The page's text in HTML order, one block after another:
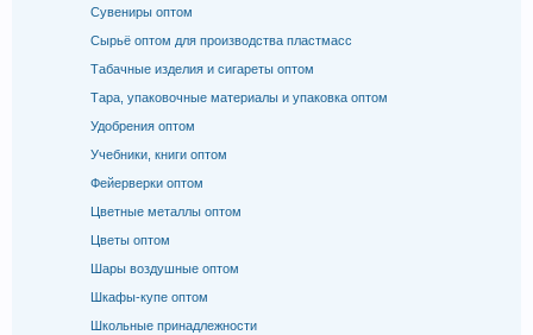
Сувениры оптом
Сырьё оптом для производства пластмасс
Табачные изделия и сигареты оптом
Тара, упаковочные материалы и упаковка оптом
Удобрения оптом
Учебники, книги оптом
Фейерверки оптом
Цветные металлы оптом
Цветы оптом
Шары воздушные оптом
Шкафы-купе оптом
Школьные принадлежности